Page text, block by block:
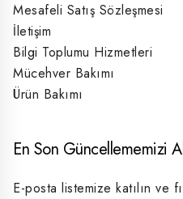
Mesafeli Satış Sözleşmesi
İletişim
Bilgi Toplumu Hizmetleri
Mücehver Bakımı
Ürün Bakımı
En Son Güncellememizi
E-posta listemize katılın ve